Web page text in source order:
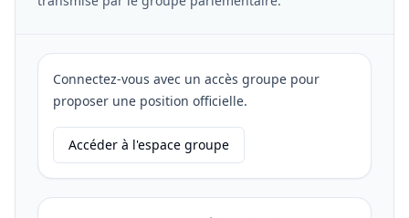
Connectez-vous avec un accès groupe pour
proposer une position officielle.
Accéder à l'espace groupe